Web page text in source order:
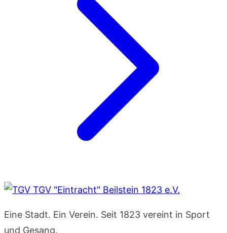
TGV "Eintracht" Beilstein 1823 e.V.
Eine Stadt. Ein Verein. Seit 1823 vereint in Sport
und Gesang.